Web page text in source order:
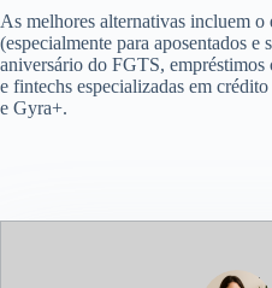
As melhores alternativas incluem o
(especialmente para aposentados e
aniversário do FGTS,
e fintechs especializadas em
e Gyra+.